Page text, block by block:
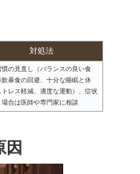
対処法
慣の見直し（バランスの良い食
飲暴食の回避、十分な睡眠と休
トレス軽減、適度な運動）、症状
場合は医師や専門家に相談
因